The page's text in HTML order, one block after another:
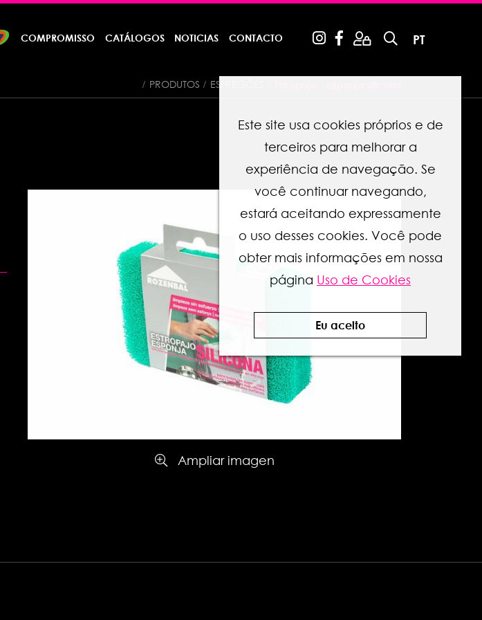
COMPROMISSO CATÁLOGOS NOTICIAS CONTACTO PT
Este site usa cookies próprios e de
terceiros para melhorar a
experiência de navegação. Se
você continuar navegando,
estará aceitando expressamente
o uso desses cookies. Você pode
obter mais informações em nossa
página Uso de Cookies
Eu aceito
PRODUTOS ESFREGÕES
Ampliar imagen